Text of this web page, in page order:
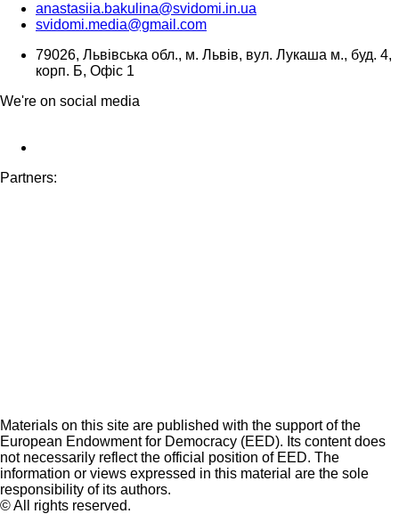
anastasiia.bakulina@svidomi.in.ua
svidomi.media@gmail.com
79026, Львівська обл., м. Львів, вул. Лукаша м., буд. 4,
корп. Б, Офіс 1
We're on social media
Partners:
Materials on this site are published with the support of the
European Endowment for Democracy (EED). Its content does
not necessarily reflect the official position of EED. The
information or views expressed in this material are the sole
responsibility of its authors.
© All rights reserved.